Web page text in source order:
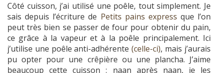
Côté cuisson, j’ai utilisé une poêle, tout simplement. Je
sais depuis l’écriture de Petits pains express que l’on
peut très bien se passer de four pour obtenir du pain,
ce grâce à la vapeur et à la poêle principalement. Ici
j’utilise une poêle anti-adhérente(celle-ci), mais j’aurais
pu opter pour une crêpière ou une plancha. J’aime
beaucoup cette cuisson : naan après naan, je les